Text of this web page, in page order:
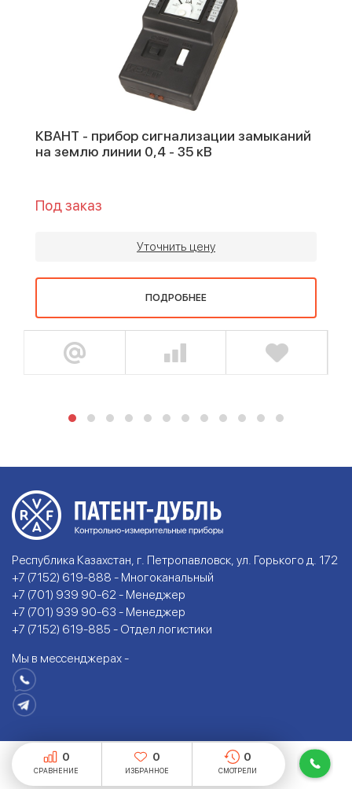
КВАНТ - прибор сигнализации замыканий
на землю линии 0,4 - 35 кВ
Под заказ
Уточнить цену
ПОДРОБНЕЕ
Республика Казахстан, г. Петропавловск, ул. Горького д. 172
+7 (7152) 619-888 - Многоканальный
+7 (701) 939 90-62 - Менеджер
+7 (701) 939 90-63 - Менеджер
+7 (7152) 619-885 - Отдел логистики
Мы в мессенджерах -
0
СРАВНЕНИЕ
0
ИЗБРАННОЕ
0
СМОТРЕЛИ